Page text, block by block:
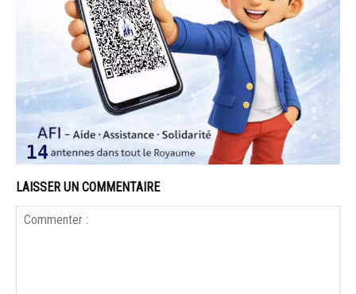
LAISSER UN COMMENTAIRE